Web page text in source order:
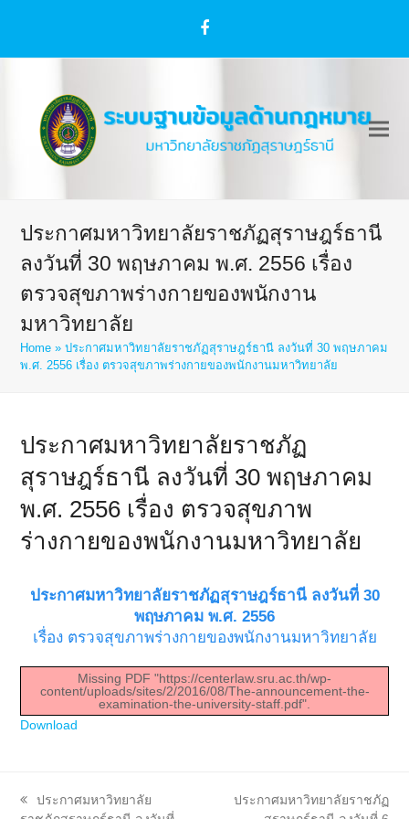
Facebook
ประกาศมหาวิทยาลัยราชภัฏสุราษฎร์ธานี
ลงวันที่ 30 พฤษภาคม พ.ศ. 2556 เรื่อง
ตรวจสุขภาพร่างกายของพนักงาน
มหาวิทยาลัย
Home »ประกาศมหาวิทยาลัยราชภัฏสุราษฎร์ธานี ลงวันที่ 30 พฤษภาคม
พ.ศ. 2556 เรื่อง ตรวจสุขภาพร่างกายของพนักงานมหาวิทยาลัย
ประกาศมหาวิทยาลัยราชภัฏ
สุราษฎร์ธานี ลงวันที่ 30 พฤษภาคม
พ.ศ. 2556 เรื่อง ตรวจสุขภาพ
ร่างกายของพนักงานมหาวิทยาลัย
ประกาศมหาวิทยาลัยราชภัฏสุราษฎร์ธานี ลงวันที่ 30
พฤษภาคม พ.ศ. 2556
เรื่อง ตรวจสุขภาพร่างกายของพนักงานมหาวิทยาลัย
Missing PDF "https://centerlaw.sru.ac.th/wp-
content/uploads/sites/2/2016/08/The-announcement-the-
examination-the-university-staff.pdf".
Download
previous
ประกาศมหาวิทยาลัย
next
ประกาศมหาวิทยาลัยราชภัฏ